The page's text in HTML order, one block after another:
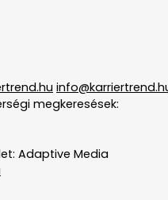
megkeresések:
Adaptive Media